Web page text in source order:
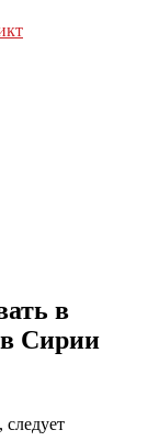
в
Сирии